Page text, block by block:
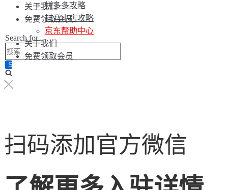
关于我们
免费领取会员
Search for...
拼多多攻略
抖音小店攻略
京东帮助中心
关于我们
免费领取会员
扫码添加官方微信